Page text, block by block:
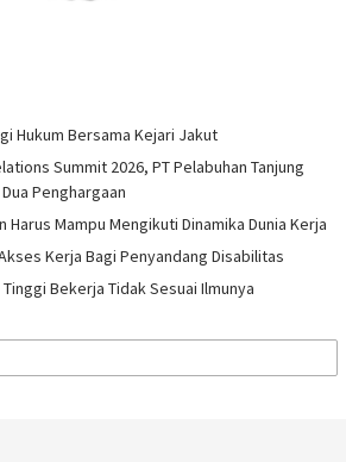
Hukum Bersama Kejari Jakut
Summit 2026, PT Pelabuhan Tanjung
Penghargaan
Mampu Mengikuti Dinamika Dunia Kerja
Kerja Bagi Penyandang Disabilitas
Bekerja Tidak Sesuai Ilmunya